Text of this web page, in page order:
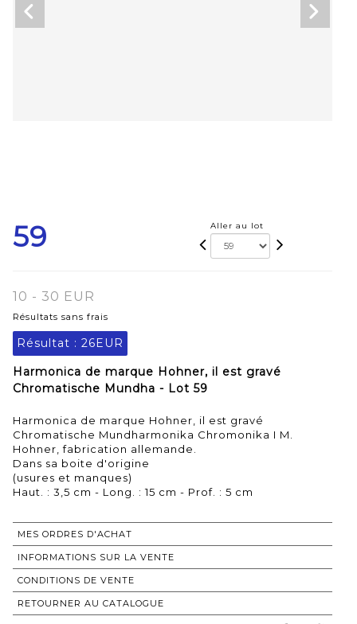
59 Aller au lot
10 - 30 EUR
Résultats sans frais
Résultat : 26EUR
Harmonica de marque Hohner, il est gravé
Chromatische Mundha - Lot 59
Harmonica de marque Hohner, il est gravé
Chromatische Mundharmonika Chromonika I M.
Hohner, fabrication allemande.
Dans sa boite d'origine
(usures et manques)
Haut. : 3,5 cm - Long. : 15 cm - Prof. : 5 cm
MES ORDRES D'ACHAT
INFORMATIONS SUR LA VENTE
CONDITIONS DE VENTE
RETOURNER AU CATALOGUE